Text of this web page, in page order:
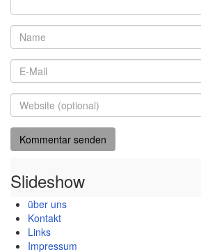
Slideshow
über uns
Kontakt
Links
Impressum